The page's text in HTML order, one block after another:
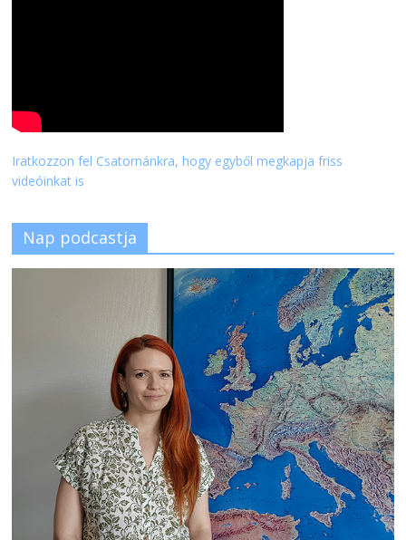
Iratkozzon fel Csatornánkra, hogy egyből megkapja friss
videóinkat is
Nap podcastja